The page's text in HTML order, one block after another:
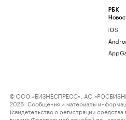
РБК
iOS
© ООО «БИЗНЕСПРЕСС», АО
2026. Сообщения и материалы
(свидетельство о регистрации